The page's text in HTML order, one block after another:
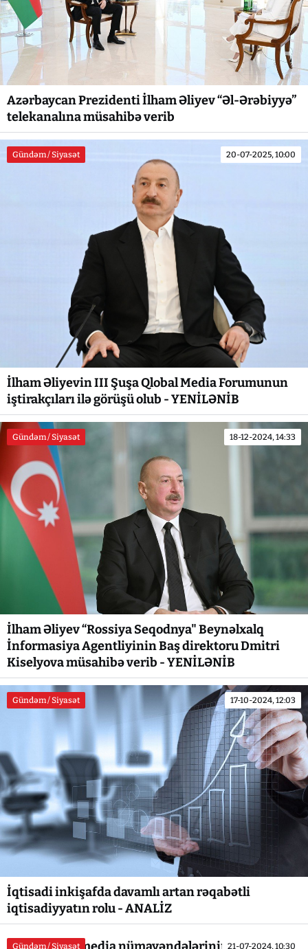
Azərbaycan Prezidenti İlham Əliyev “Əl-Ərəbiyyə”
telekanalına müsahibə verib
Gündəm / Siyasət 20-07-2025, 10:00
İlham Əliyevin III Şuşa Qlobal Media Forumunun
iştirakçıları ilə görüşü olub - YENİLƏNİB
Gündəm / Siyasət 18-12-2024, 14:33
İlham Əliyev “Rossiya Seqodnya" Beynəlxalq
İnformasiya Agentliyinin Baş direktoru Dmitri
Kiselyova müsahibə verib - YENİLƏNİB
Gündəm / Siyasət 17-10-2024, 12:03
İqtisadi inkişafda davamlı artan rəqabətli
iqtisadiyyatın rolu - ANALİZ
Gündəm / Siyasət 21-07-2024, 10:30